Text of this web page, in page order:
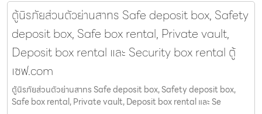
ตู้นิรภัยส่วนตัวย่านสาทร Safe deposit box, Safety
deposit box, Safe box rental, Private vault,
Deposit box rental และ Security box rental ตู้
เซฟ.com
ตู้นิรภัยส่วนตัวย่านสาทร Safe deposit box, Safety deposit box,
Safe box rental, Private vault, Deposit box rental และ Se